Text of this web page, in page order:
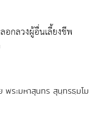
อกลวงผู้อื่นเลี้ยงชีพ
ระมหาสุนทร สุนฺทรธฺมโม